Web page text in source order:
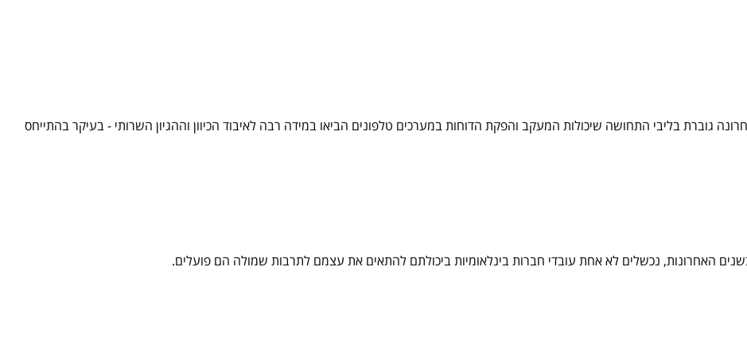
גוברת בליבי התחושה שיכולות המעקב והפקת הדוחות במערכים טלפונים הביאו במידה רבה לאיבוד הכיוון וההגיון השרותי - בעיקר בהתייחס
האחרונות, נכשלים לא אחת עובדי חברות בינלאומיות ביכולתם להתאים את עצמם לתרבות שמולה הם פועלים.